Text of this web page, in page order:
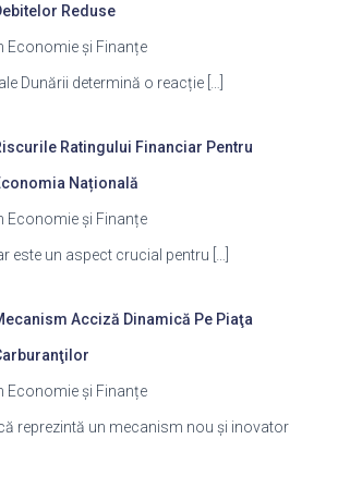
Reduse
Economie și Finanțe
Dunării determină o reacție
Ratingului Financiar Pentru
Națională
Economie și Finanțe
este un aspect crucial pentru
Acciză Dinamică Pe Piaţa
Economie și Finanțe
reprezintă un mecanism nou și inovator